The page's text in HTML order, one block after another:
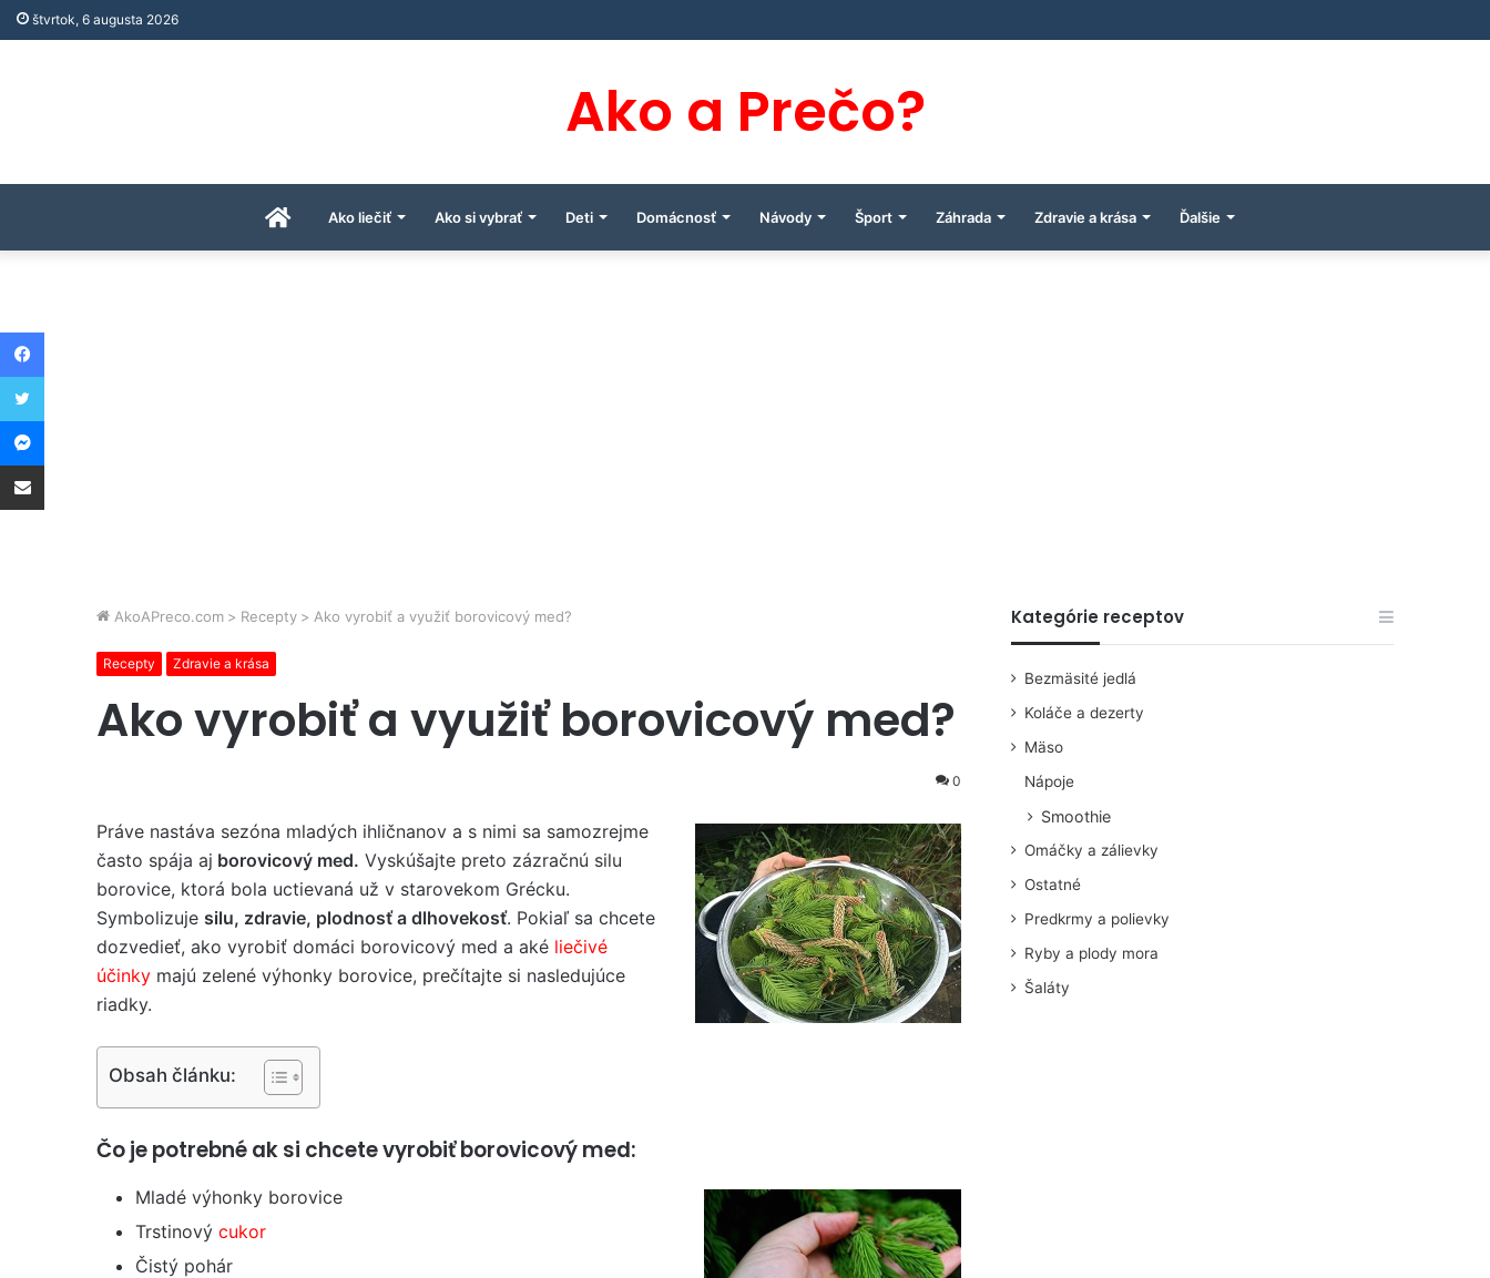
štvrtok, 6 augusta 2026
Ako a Prečo?
ÚvodnáAko liečiť Ako si vybrať Deti Domácnosť Návody Šport Záhrada Zdravie a krása Ďalšie
AkoAPreco.com > Recepty > Ako vyrobiť a využiť borovicový med?
Recepty Zdravie a krása
Ako vyrobiť a využiť borovicový med?
0
Práve nastáva sezóna mladých ihličnanov a s nimi sa samozrejme
často spája aj borovicový med. Vyskúšajte preto zázračnú silu
borovice, ktorá bola uctievaná už v starovekom Grécku.
Symbolizuje silu, zdravie, plodnosť a dlhovekosť. Pokiaľ sa chcete
dozvedieť, ako vyrobiť domáci borovicový med a aké liečivé
účinky majú zelené výhonky borovice, prečítajte si nasledujúce
riadky.
Obsah článku:
Čo je potrebné ak si chcete vyrobiť borovicový med:
Mladé výhonky borovice
Trstinový cukor
Čistý pohár
Kategórie receptov
Bezmäsité jedlá
Koláče a dezerty
Mäso
Nápoje
Smoothie
Omáčky a zálievky
Ostatné
Predkrmy a polievky
Ryby a plody mora
Šaláty
Facebook
Twitter
Messenger
Share via Email